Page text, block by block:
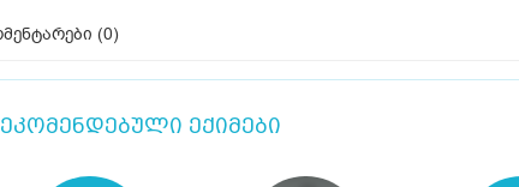
(0)
ექიმები